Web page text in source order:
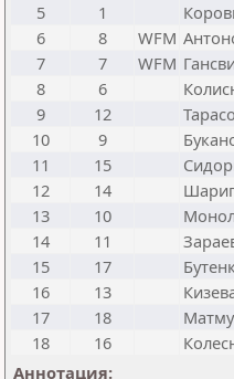
5
1
6
8 WFM
7
7 WFM
8
6
9
12
10
9
11
15
12
14
13
10
14
11
15
17
16
13
17
18
18
16
Аннотация: